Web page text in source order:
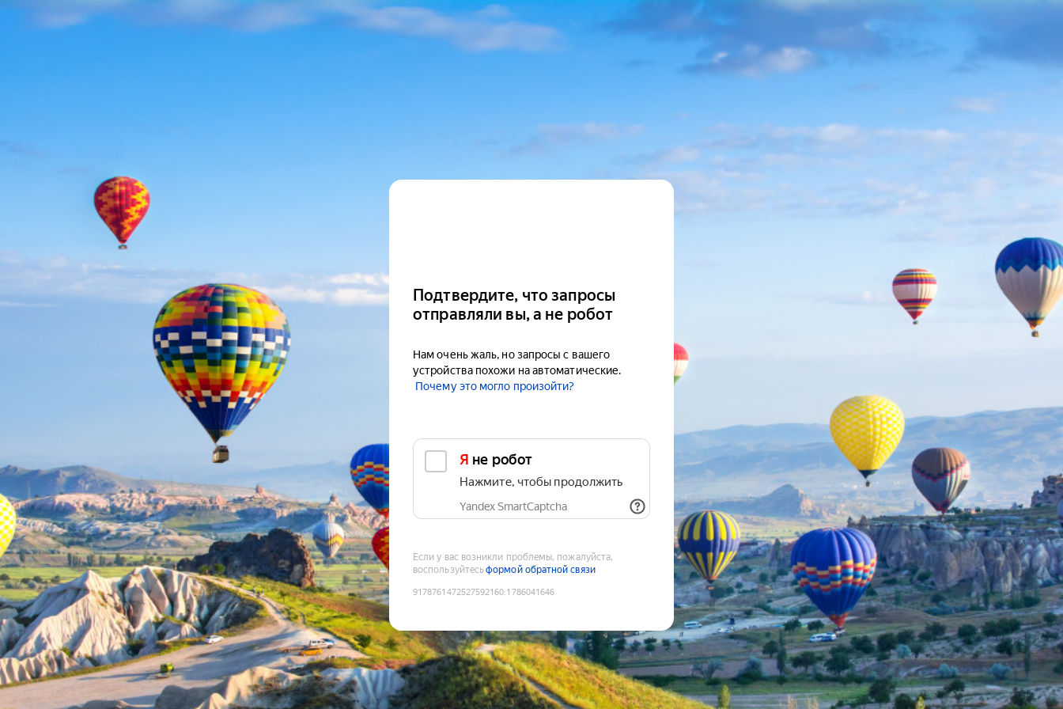
Подтвердите, что запросы
отправляли вы, а не робот
Нам очень жаль, но запросы с вашего
устройства похожи на автоматические.
Почему это могло произойти?
Я не робот
Нажмите, чтобы продолжить
Yandex SmartCaptcha
Если у вас возникли проблемы, пожалуйста,
воспользуйтесьформой обратной связи
9178761472527592160:1786041646